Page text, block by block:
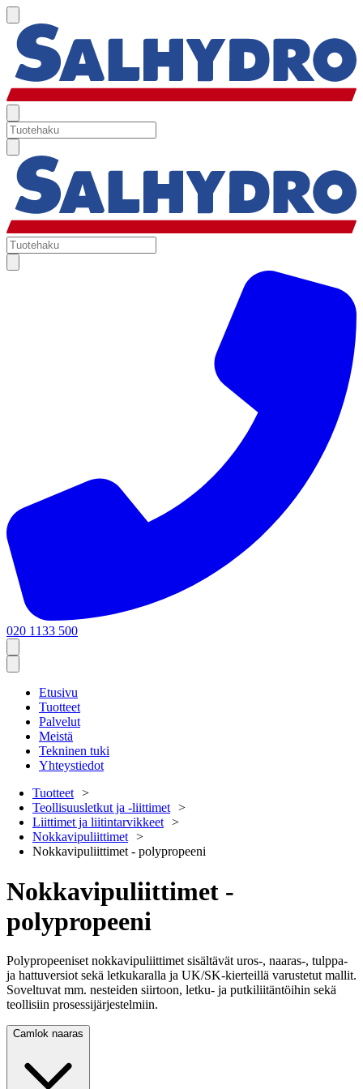
020 1133 500
Etusivu
Tuotteet
Palvelut
Meistä
Tekninen tuki
Yhteystiedot
Tuotteet
Teollisuusletkut ja -liittimet
Liittimet ja liitintarvikkeet
Nokkavipuliittimet
Nokkavipuliittimet - polypropeeni
Nokkavipuliittimet -
polypropeeni
Polypropeeniset nokkavipuliittimet sisältävät uros-, naaras-, tulppa-
ja hattuversiot sekä letkukaralla ja UK/SK-kierteillä varustetut mallit.
Soveltuvat mm. nesteiden siirtoon, letku- ja putkiliitäntöihin sekä
teollisiin prosessijärjestelmiin.
Camlok naaras